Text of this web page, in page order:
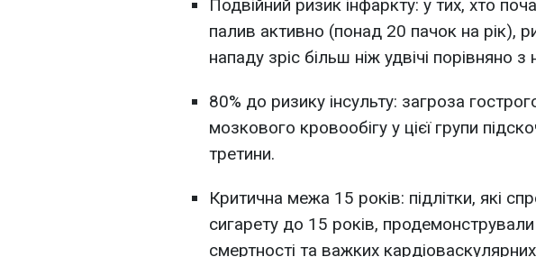
Подвійний ризик інфаркту: у тих, хто
палив активно (понад 20 пачок на рік),
нападу зріс більш ніж удвічі порівняно
80% до ризику інсульту: загроза
мозкового кровообігу у цієї групи
третини.
Критична межа 15 років: підлітки, які
сигарету до 15 років,
смертності та важких